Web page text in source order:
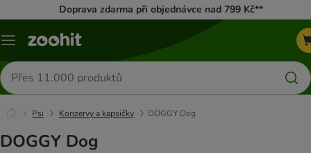
Doprava zdarma při objednávce nad 799 Kč**
Menu
Hledat
produkty
Psi Konzervy a kapsičky DOGGY Dog
DOGGY Dog